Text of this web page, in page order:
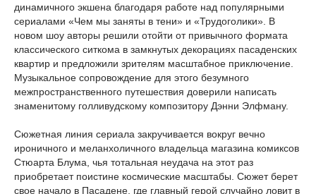
динамичного экшена благодаря работе над популярными
сериалами «Чем мы заняты в тени» и «Трудоголики». В
новом шоу авторы решили отойти от привычного формата
классического ситкома в замкнутых декорациях пасаденских
квартир и предложили зрителям масштабное приключение.
Музыкальное сопровождение для этого безумного
межпространственного путешествия доверили написать
знаменитому голливудскому композитору Дэнни Элфману.
Сюжетная линия сериала закручивается вокруг вечно
ироничного и меланхоличного владельца магазина комиксов
Стюарта Блума, чья тотальная неудача на этот раз
приобретает поистине космические масштабы. Сюжет берет
свое начало в Пасадене, где главный герой случайно ловит в